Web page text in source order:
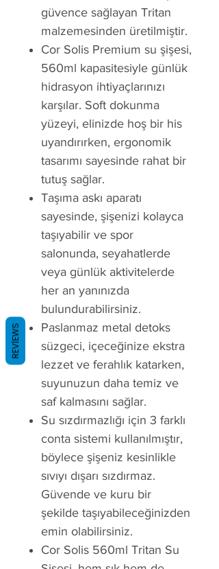
güvence sağlayan Tritan
malzemesinden üretilmiştir.
Cor Solis Premium su şişesi,
560ml kapasitesiyle günlük
hidrasyon ihtiyaçlarınızı
karşılar. Soft dokunma
yüzeyi, elinizde hoş bir his
uyandırırken, ergonomik
tasarımı sayesinde rahat bir
tutuş sağlar.
Taşıma askı aparatı
sayesinde, şişenizi kolayca
taşıyabilir ve spor
salonunda, seyahatlerde
veya günlük aktivitelerde
her an yanınızda
bulundurabilirsiniz.
Paslanmaz metal detoks
süzgeci, içeceğinize ekstra
lezzet ve ferahlık katarken,
suyunuzun daha temiz ve
saf kalmasını sağlar.
Su sızdırmazlığı için 3 farklı
conta sistemi kullanılmıştır,
böylece şişeniz kesinlikle
sıvıyı dışarı sızdırmaz.
Güvende ve kuru bir
şekilde taşıyabileceğinizden
emin olabilirsiniz.
Cor Solis 560ml Tritan Su
REVIEWS